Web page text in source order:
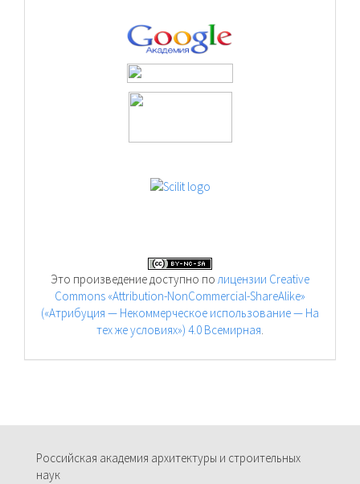
Это произведение доступно полицензии Creative
Commons «Attribution-NonCommercial-ShareAlike»
(«Атрибуция — Некоммерческое использование — На
тех же условиях») 4.0 Всемирная.
Российская академия архитектуры и строительных
наук